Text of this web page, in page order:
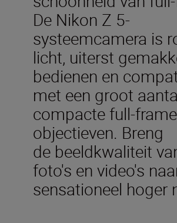
De Nikon Z 5-
systeemcamera is
licht, uiterst
bedienen en
met een groot
compacte full-frame
objectieven. Breng
de beeldkwaliteit
foto's en video's
sensationeel hoger